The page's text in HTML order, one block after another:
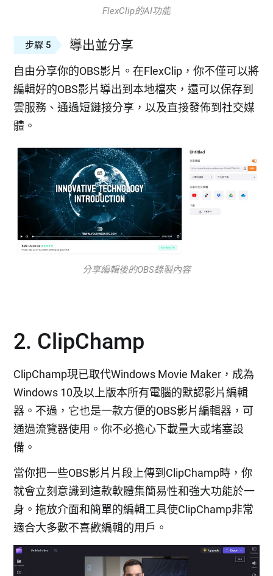
FlexClip的AI功能
步驟 5 導出並分享
自由分享你的OBS影片。在FlexClip，你不僅可以將
編輯好的OBS影片導出到本地檔夾，還可以保存到
雲服務、通過短鏈接分享，以及直接發佈到社交媒
體。
分享編輯後的OBS錄製內容
2. ClipChamp
ClipChamp現已取代Windows Movie Maker，成為
Windows 10及以上版本所有電腦的默認影片編輯
器。不過，它也是一款方便的OBS影片編輯器，可
通過流覽器使用。你不必擔心下載量大或堵塞設
備。
當你把一些OBS影片片段上傳到ClipChamp時，你
就會立刻意識到這款軟體集簡易性和強大功能於一
身。拖放介面和簡單的編輯工具使ClipChamp非常
適合大多數不喜歡編輯的用戶。